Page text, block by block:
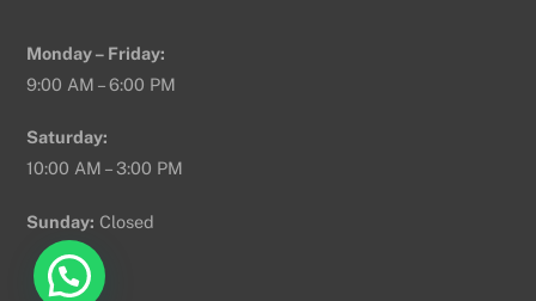
Monday – Friday:
9:00 AM – 6:00 PM
Saturday:
10:00 AM – 3:00 PM
Sunday: Closed